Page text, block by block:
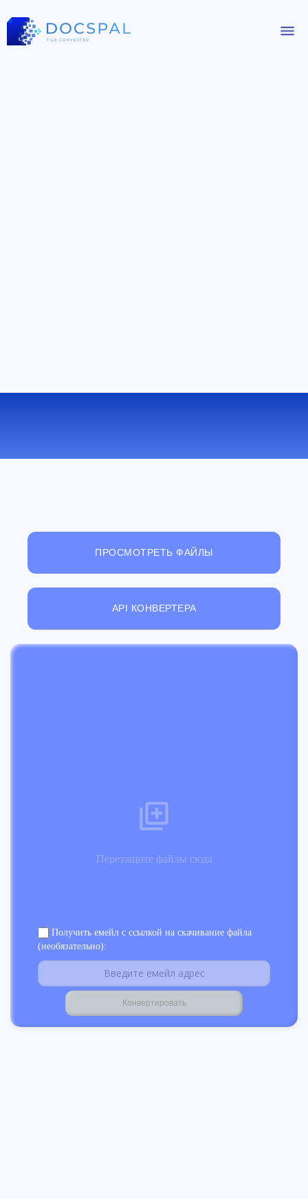
ПРОСМОТРЕТЬ ФАЙЛЫ
API КОНВЕРТЕРА
Перетащите файлы сюда
Получить емейл с ссылкой на скачивание файла
(необязательно):